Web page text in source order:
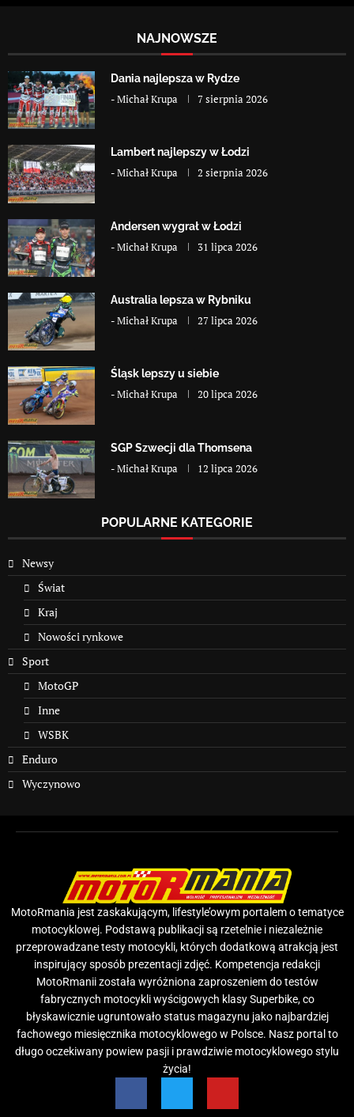
NAJNOWSZE
Dania najlepsza w Rydze
-Michał Krupa 7 sierpnia 2026
Lambert najlepszy w Łodzi
-Michał Krupa 2 sierpnia 2026
Andersen wygrał w Łodzi
-Michał Krupa 31 lipca 2026
Australia lepsza w Rybniku
-Michał Krupa 27 lipca 2026
Śląsk lepszy u siebie
-Michał Krupa 20 lipca 2026
SGP Szwecji dla Thomsena
-Michał Krupa 12 lipca 2026
POPULARNE KATEGORIE
Newsy
Świat
Kraj
Nowości rynkowe
Sport
MotoGP
Inne
WSBK
Enduro
Wyczynowo
MotoRmania jest zaskakującym, lifestyle’owym portalem o tematyce
motocyklowej. Podstawą publikacji są rzetelnie i niezależnie
przeprowadzane testy motocykli, których dodatkową atrakcją jest
inspirujący sposób prezentacji zdjęć. Kompetencja redakcji
MotoRmanii została wyróżniona zaproszeniem do testów
fabrycznych motocykli wyścigowych klasy Superbike, co
błyskawicznie ugruntowało status magazynu jako najbardziej
fachowego miesięcznika motocyklowego w Polsce. Nasz portal to
długo oczekiwany powiew pasji i prawdziwie motocyklowego stylu
życia!